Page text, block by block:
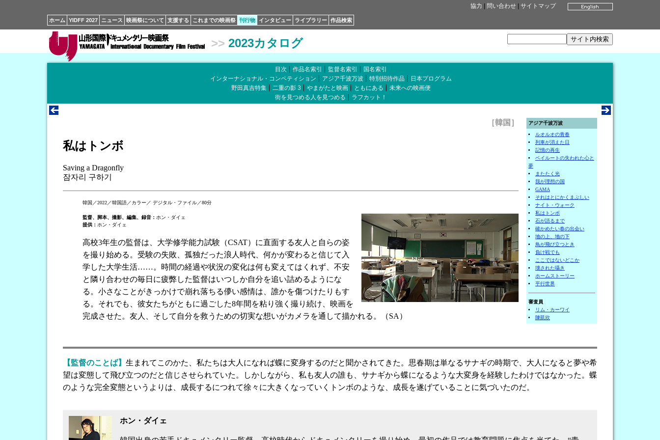
協力 問い合わせ サイトマップ
ホーム YIDFF 2027 ニュース 映画祭について 支援する これまでの映画祭 刊行物 インタビュー ライブラリー 作品検索
>> 2023カタログ
目次 作品名索引 監督名索引
国名索引
インターナショナル・コンペティション
アジア千波万波 特別招待作品
日本プログラム
野田真吉特集
二重の影 3 やまがたと映画 ともにある
未来への映画便
街を見つめる人を見つめる
ラフカット！
アジア千波万波
ルオルオの青春
列車が消えた日
記憶の再生
ベイルートの失われた心と
夢
またたく光
我が理想の国
GAMA
それはとにかくまぶしい
ナイト・ウォーク
私はトンボ
石が語るまで
確かめたい春の出会い
地の上、地の下
鳥が飛び立つとき
負け戦でも
ここではないどこか
壊された囁き
ホームストーリー
平行世界
審査員
リム・カーワイ
陳凱欣
［韓国］
私はトンボ
Saving a Dragonfly
잠자리 구하기
韓国／2022／韓国語／カラー／ デジタル・ファイル／80分
監督、脚本、撮影、編集、録音： ホン・ダイェ
提供： ホン・ダイェ
高校3年生の監督は、大学修学能力試験（CSAT）に直面する友人と自らの姿
を撮り始める。受験の失敗、孤独だった浪人時代、何かが変わると信じて入
学した大学生活……。時間の経過や状況の変化は何も変えてはくれず、不安
と隣り合わせの毎日に疲弊した監督はいつしか自分を追い詰めるようにな
る。小さなことがきっかけで崩れ落ちる儚い感情は、誰かを傷つけたりもす
る。それでも、彼女たちがともに過ごした8年間を粘り強く撮り続け、映画を
完成させた。友人、そして自分を救うための切実な想いがカメラを通して描かれる。（SA）
【監督のことば】 生まれてこのかた、私たちは大人になれば蝶に変身するのだと聞かされてきた。思春期は単なるサナギの時期で、大人になると夢や希
望は変態して飛び立つのだと信じさせられていた。しかしながら、私も友人の誰も、サナギから蝶になるような大変身を経験したわけではなかった。蝶
のような完全変態というよりは、成長するにつれて徐々に大きくなっていくトンボのような、成長を遂げていることに気づいたのだ。
ホン・ダイェ